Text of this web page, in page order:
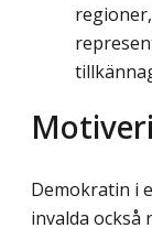
Demokratin i
invalda också